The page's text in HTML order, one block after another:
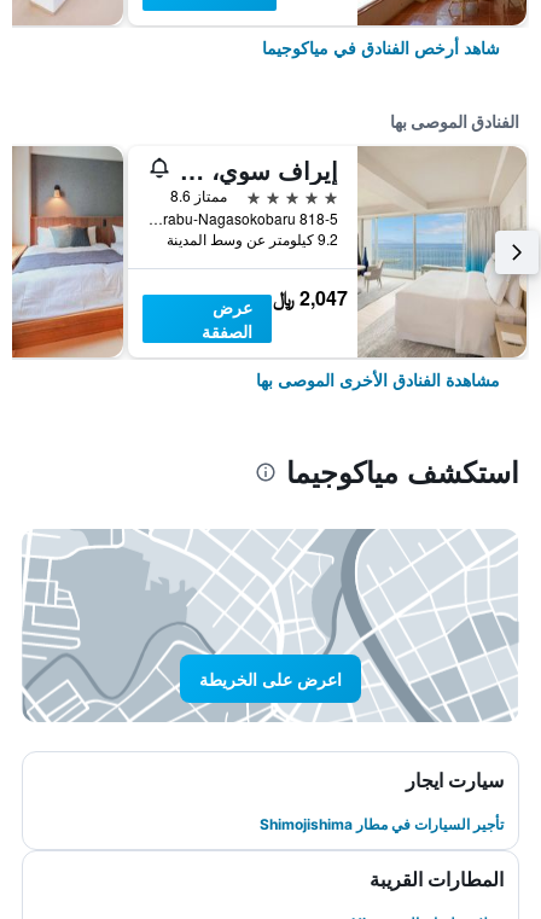
شاهد أرخص الفنادق في مياكوجيما
الفنادق الموصى بها
إيراف سوي، إيه لاكشري كوليكشن هوتل، مياكو أوكيناوا
5 نجوم
ممتاز 8.6
818-5 Irabu Irabu-Nagasokobaru, مياكوجيما, اليابان
9.2 كيلومتر عن وسط المدينة
2,047 ﷼
عرض
الصفقة
مشاهدة الفنادق الأخرى الموصى بها
استكشف مياكوجيما
اعرض على الخريطة
سيارت ايجار
تأجير السيارات في مطار Shimojishima
المطارات القريبة